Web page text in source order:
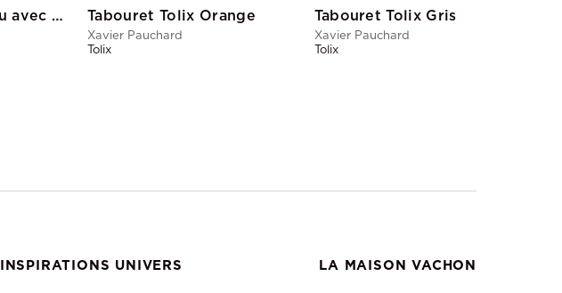
Tabouret Tolix Bleu avec dossier Tabouret Tolix Orange
Xavier Pauchard
Tolix
Tabouret Tolix Gris
Xavier Pauchard
Tolix
INSPIRATIONS UNIVERS LA MAISON VACHON